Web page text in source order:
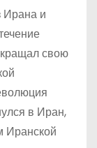
Ирана и
свою
в Иран,
Иранской